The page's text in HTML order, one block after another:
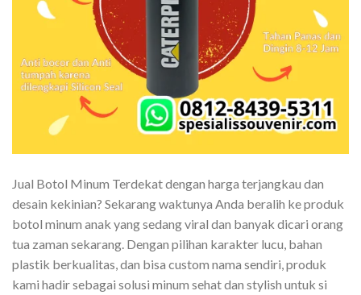
Jual Botol Minum Terdekat dengan harga terjangkau dan
desain kekinian? Sekarang waktunya Anda beralih ke produk
botol minum anak yang sedang viral dan banyak dicari orang
tua zaman sekarang. Dengan pilihan karakter lucu, bahan
plastik berkualitas, dan bisa custom nama sendiri, produk
kami hadir sebagai solusi minum sehat dan stylish untuk si